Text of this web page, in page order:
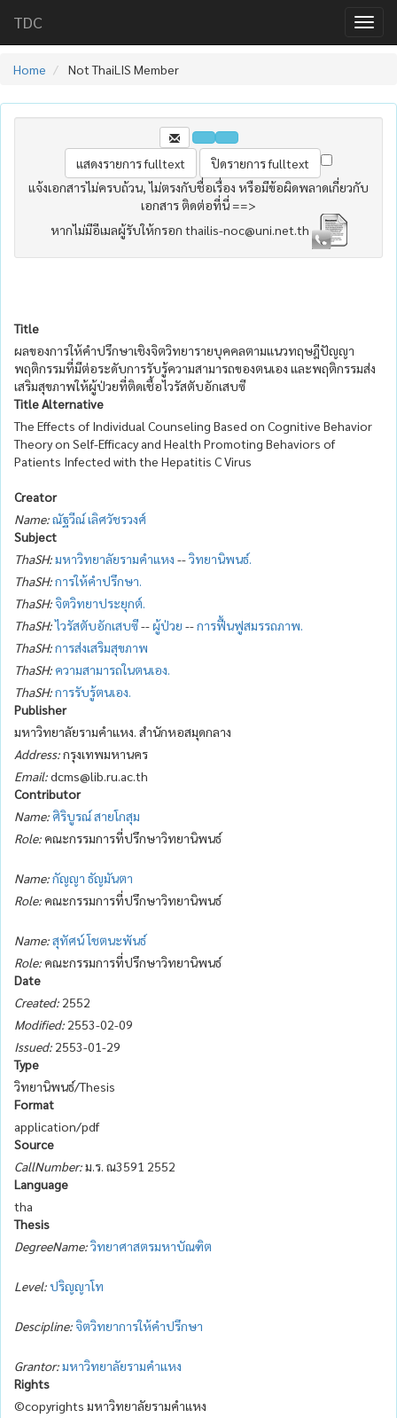
TDC
Home Not ThaiLIS Member
แจ้งเอกสารไม่ครบถ้วน, ไม่ตรงกับชื่อเรื่อง หรือมีข้อผิดพลาดเกี่ยวกับ
เอกสาร ติดต่อที่นี่ ==>
หากไม่มีอีเมลผู้รับให้กรอก thailis-noc@uni.net.th
Title
ผลของการให้คำปรึกษาเชิงจิตวิทยารายบุคคลตามแนวทฤษฎีปัญญา
พฤติกรรมที่มีต่อระดับการรับรู้ความสามารถของตนเอง และพฤติกรรมส่ง
เสริมสุขภาพให้ผู้ป่วยที่ติดเชื้อไวรัสตับอักเสบซี
Title Alternative
The Effects of Individual Counseling Based on Cognitive Behavior
Theory on Self-Efficacy and Health Promoting Behaviors of
Patients Infected with the Hepatitis C Virus
Creator
Name:ณัฐวีณ์ เลิศวัชรวงศ์
Subject
ThaSH:มหาวิทยาลัยรามคำแหง --วิทยานิพนธ์.
ThaSH:การให้คำปรึกษา.
ThaSH: จิตวิทยาประยุกต์.
ThaSH:ไวรัสตับอักเสบซี--ผู้ป่วย --การฟื้นฟูสมรรถภาพ.
ThaSH:การส่งเสริมสุขภาพ
ThaSH: ความสามารถในตนเอง.
ThaSH:การรับรู้ตนเอง.
Publisher
มหาวิทยาลัยรามคำแหง. สำนักหอสมุดกลาง
Address:กรุงเทพมหานคร
Email:dcms@lib.ru.ac.th
Contributor
Name: ศิริบูรณ์ สายโกสุม
Role: คณะกรรมการที่ปรึกษาวิทยานิพนธ์
Name:กัญญา ธัญมันตา
Role: คณะกรรมการที่ปรึกษาวิทยานิพนธ์
Name:สุทัศน์ โชตนะพันธ์
Role: คณะกรรมการที่ปรึกษาวิทยานิพนธ์
Date
Created: 2552
Modified: 2553-02-09
Issued: 2553-01-29
Type
วิทยานิพนธ์/Thesis
Format
application/pdf
Source
CallNumber:ม.ร. ณ3591 2552
Language
tha
Thesis
DegreeName:วิทยาศาสตรมหาบัณฑิต
Level:ปริญญาโท
Descipline: จิตวิทยาการให้คำปรึกษา
Grantor:มหาวิทยาลัยรามคำแหง
Rights
©copyrights มหาวิทยาลัยรามคำแหง